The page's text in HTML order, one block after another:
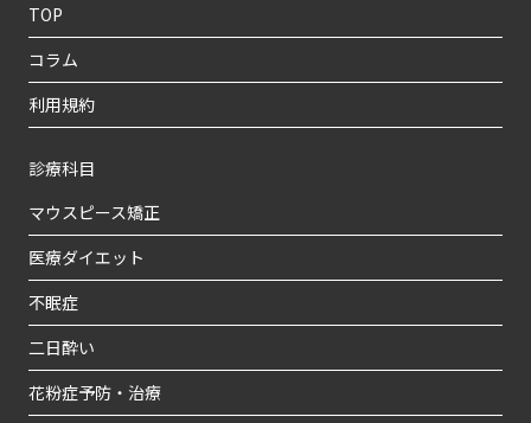
TOP
コラム
利用規約
診療科目
マウスピース矯正
医療ダイエット
不眠症
二日酔い
花粉症予防・治療